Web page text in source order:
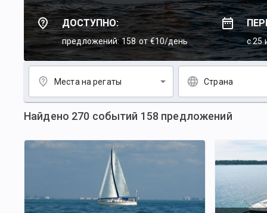
ДОСТУПНО:
предложений: 158 от €10/день c 25
Места на регаты Страна
Найдено 270 событий 158 предложений